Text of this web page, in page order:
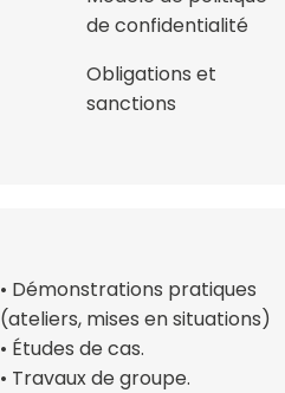
de confidentialité
Obligations et
sanctions
• Démonstrations pratiques
(ateliers, mises en situations)
• Études de cas.
• Travaux de groupe.